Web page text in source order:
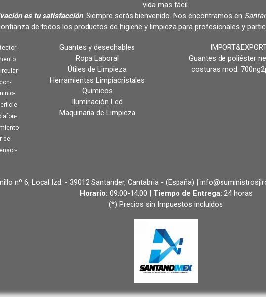
vida mas fácil.
es tu satisfacción. Siempre serás bienvenido. Nos encontramos en
de todos los productos de higiene y limpieza para profesionales y
de-
Guantes y desechables
Ropa Laboral
Útiles de Limpieza
Herramientas Limpiacristales
Quimicos
Iluminación Led
Maquinaria de Limpieza
Guantes de poliéster
costuras mod.
nº 6, Local Izd. - 39012 Santander, Cantabria - (España) |
Horario: 09:00-14:00 | Tiempo de Entrega: 24 horas
(*) Precios sin Impuestos incluidos